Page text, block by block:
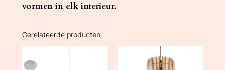
vormen in elk interieur.
Gerelateerde producten